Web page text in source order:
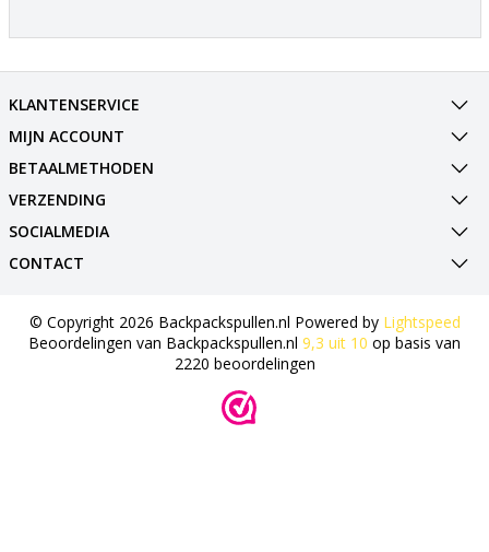
KLANTENSERVICE
MIJN ACCOUNT
BETAALMETHODEN
VERZENDING
SOCIALMEDIA
CONTACT
© Copyright 2026 Backpackspullen.nl Powered by Lightspeed
Beoordelingen van Backpackspullen.nl 9,3 uit 10 op basis van
2220 beoordelingen